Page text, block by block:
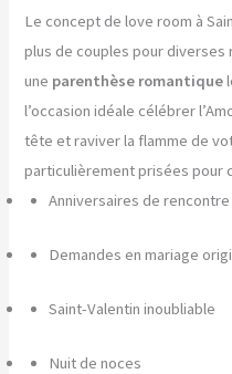
Le concept de love room à
plus de couples pour diverses
une parenthèse romantique
l’occasion idéale célébrer
tête et raviver la flamme de
particulièrement prisées pour
Anniversaires de
Demandes en mariage
Saint-Valentin inoubliable
Nuit de noces